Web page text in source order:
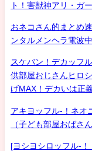
ト！害獣神アリ・ガ
おネコさん的まとめ
ンタルメンヘラ電波
スケバン！デカッフ
供部屋おじさんヒロ
げMAX！デカいは正
アキヨッフル-！ネオ
（子ども部屋おばさ
[ヨシヨシロッフル-